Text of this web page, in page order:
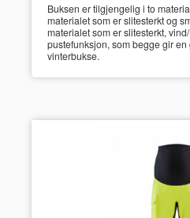
Buksen er tilgjengelig i to
materialet som er slitesterkt og
materialet som er slitesterkt,
pustefunksjon, som begge gir
vinterbukse.